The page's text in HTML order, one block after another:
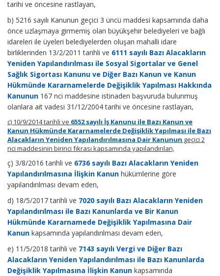
tarihi ve öncesine rastlayan,
b) 5216 sayılı Kanunun geçici 3 üncü maddesi kapsamında daha
önce uzlaşmaya girmemiş olan büyükşehir belediyeleri ve bağlı
idareleri ile üyeleri belediyelerden oluşan mahalli idare
birliklerinden 13/2/2011 tarihli ve 6111 sayılı Bazı Alacakların
Yeniden Yapılandırılması ile Sosyal Sigortalar ve Genel
Sağlık Sigortası Kanunu ve Diğer Bazı Kanun ve Kanun
Hükmünde Kararnamelerde Değişiklik Yapılması Hakkında
Kanunun 167 nci maddesine istinaden başvuruda bulunmuş
olanlara ait vadesi 31/12/2004 tarihi ve öncesine rastlayan,
c) 10/9/2014 tarihli ve 6552 sayılı İş Kanunu ile Bazı Kanun ve
Kanun Hükmünde Kararnamelerde Değişiklik Yapılması ile Bazı
Alacakların Yeniden Yapılandırılmasına Dair Kanunun geçici 2
nci maddesinin birinci fıkrası kapsamında yapılandırılan,
ç) 3/8/2016 tarihli ve 6736 sayılı Bazı Alacakların Yeniden
Yapılandırılmasına İlişkin Kanun hükümlerine göre
yapılandırılması devam eden,
d) 18/5/2017 tarihli ve 7020 sayılı Bazı Alacakların Yeniden
Yapılandırılması ile Bazı Kanunlarda ve Bir Kanun
Hükmünde Kararnamede Değişiklik Yapılmasına Dair
Kanun kapsamında yapılandırılması devam eden,
e) 11/5/2018 tarihli ve 7143 sayılı Vergi ve Diğer Bazı
Alacakların Yeniden Yapılandırılması ile Bazı Kanunlarda
Değişiklik Yapılmasına İlişkin Kanun kapsamında